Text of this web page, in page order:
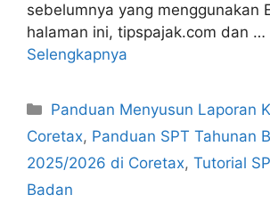
sebelumnya yang menggunakan
halaman ini, tipspajak.com dan …
Selengkapnya
Kategori
Panduan Menyusun Laporan
Coretax, Panduan SPT Tahunan
2025/2026 di Coretax, Tutorial
Badan